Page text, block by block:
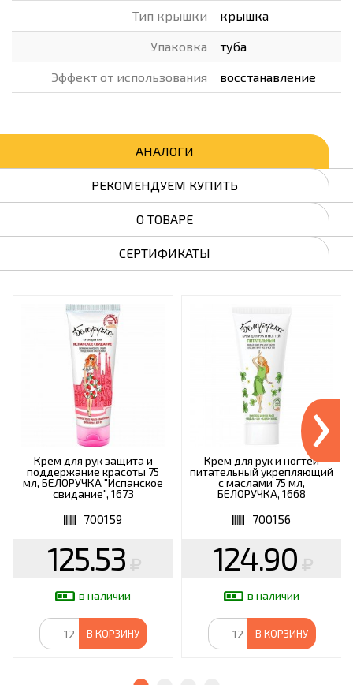
Тип крышки крышка
Упаковка туба
Эффект от использования восстанавление
АНАЛОГИ
РЕКОМЕНДУЕМ КУПИТЬ
О ТОВАРЕ
СЕРТИФИКАТЫ
Крем для рук защита и
поддержание красоты 75
мл, БЕЛОРУЧКА "Испанское
свидание", 1673
700159
125.53
в наличии
В КОРЗИНУ
Крем для рук и ногтей
питательный укрепляющий
с маслами 75 мл,
БЕЛОРУЧКА, 1668
700156
124.90
в наличии
В КОРЗИНУ
›